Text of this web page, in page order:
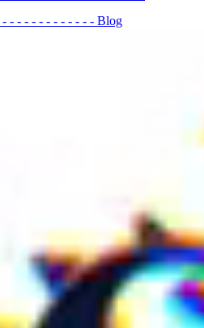
- - - - - - - - - - - - Blog